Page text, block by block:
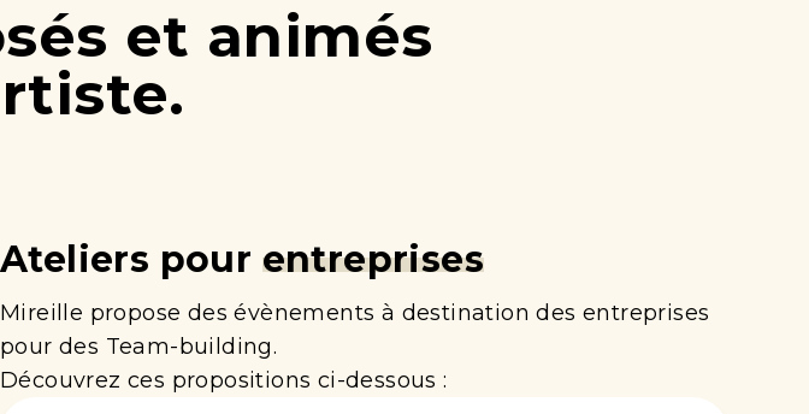
et animés
Ateliers pour entreprises
Mireille propose des évènements à destination des entreprises
pour des Team-building.
Découvrez ces propositions ci-dessous :